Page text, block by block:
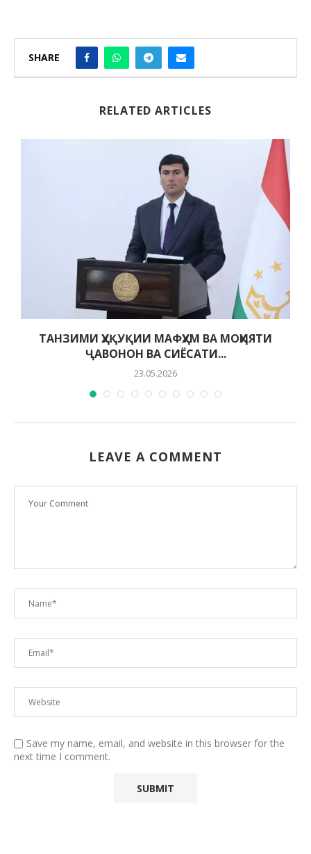
SHARE
RELATED ARTICLES
ТАНЗИМИ ҲУҚУҚИИ МАФҲУМ ВА МОҲИЯТИ
ҶАВОНОН ВА СИЁСАТИ...
23.05.2026
LEAVE A COMMENT
Save my name, email, and website in this browser for the
next time I comment.